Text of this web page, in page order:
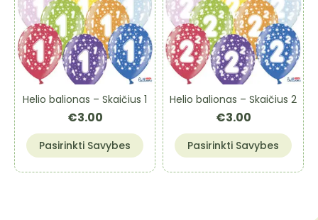
Helio balionas – Skaičius 1
€3.00
Pasirinkti Savybes
This
product
has
Helio balionas – Skaičius 2
€3.00
Pasirinkti Savybes
This
product
has